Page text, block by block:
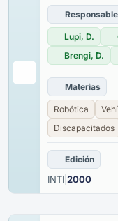
Lupi, D.
Brengi, D.
Materias
Robótica
Discapacitados
Edición
INTI 2000